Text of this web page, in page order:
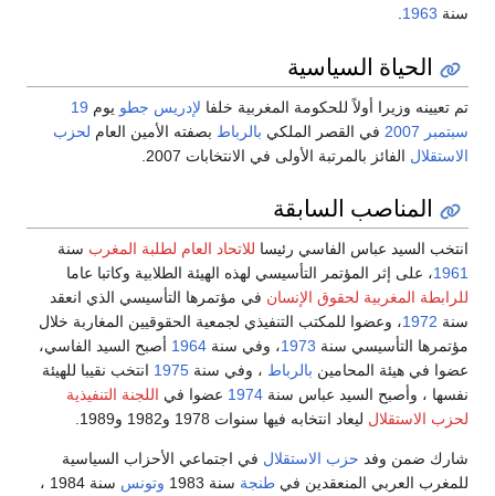
سنة 1963
.
الحياة السياسية
تم تعيينه وزيرا أولاً للحكومة المغربية خلفا لإدريس جطو يوم 19
سبتمبر 2007 في القصر الملكي بالرباط بصفته الأمين العام لحزب
الاستقلال الفائز بالمرتبة الأولى في الانتخابات 2007.
المناصب السابقة
انتخب السيد عباس الفاسي رئيسا للاتحاد العام لطلبة المغرب سنة
1961، على إثر المؤتمر التأسيسي لهذه الهيئة الطلابية وكاتبا عاما
للرابطة المغربية لحقوق الإنسان في مؤتمرها التأسيسي الذي انعقد
سنة 1972، وعضوا للمكتب التنفيذي لجمعية الحقوقيين المغاربة خلال
مؤتمرها التأسيسي سنة 1973، وفي سنة 1964 أصبح السيد الفاسي،
عضوا في هيئة المحامين بالرباط ، وفي سنة 1975 انتخب نقيبا للهيئة
نفسها ، وأصبح السيد عباس سنة 1974 عضوا في اللجنة التنفيذية
لحزب الاستقلال ليعاد انتخابه فيها سنوات 1978 و1982 و1989.
شارك ضمن وفد حزب الاستقلال في اجتماعي الأحزاب السياسية
للمغرب العربي المنعقدين في طنجة سنة 1983 وتونس
سنة 1984 ،